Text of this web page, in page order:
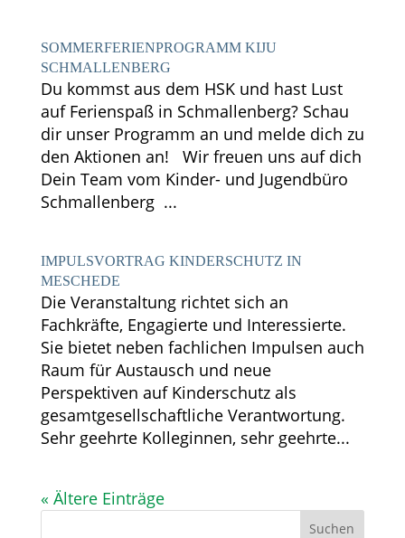
SOMMERFERIENPROGRAMM KIJU
SCHMALLENBERG
Du kommst aus dem HSK und hast Lust
auf Ferienspaß in Schmallenberg? Schau
dir unser Programm an und melde dich zu
den Aktionen an! Wir freuen uns auf dich
Dein Team vom Kinder- und Jugendbüro
Schmallenberg ...
IMPULSVORTRAG KINDERSCHUTZ IN
MESCHEDE
Die Veranstaltung richtet sich an
Fachkräfte, Engagierte und Interessierte.
Sie bietet neben fachlichen Impulsen auch
Raum für Austausch und neue
Perspektiven auf Kinderschutz als
gesamtgesellschaftliche Verantwortung.
Sehr geehrte Kolleginnen, sehr geehrte...
« Ältere Einträge
Suchen